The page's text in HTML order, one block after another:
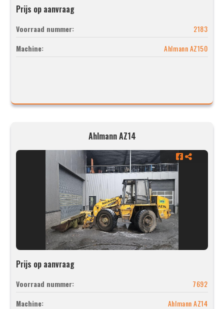
Prijs op aanvraag
Voorraad nummer:
2183
Machine:
Ahlmann AZ150
Ahlmann AZ14
Prijs op aanvraag
Voorraad nummer:
7692
Machine:
Ahlmann AZ14